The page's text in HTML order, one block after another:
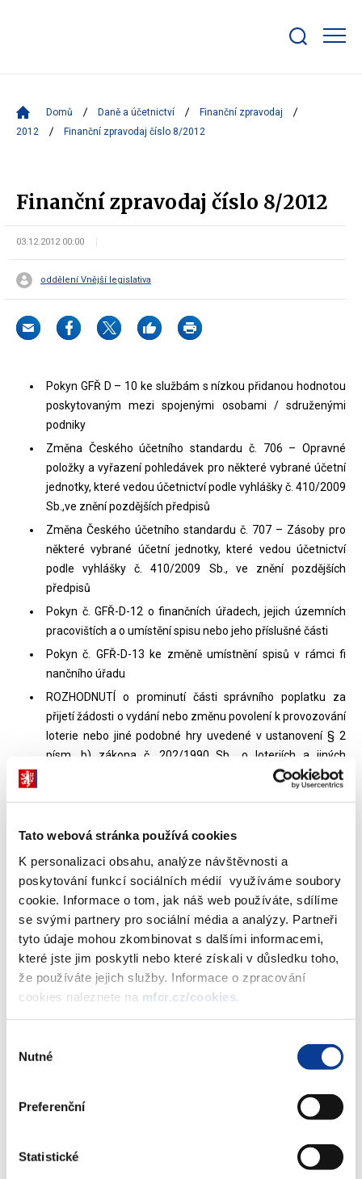
Tato webová stránka používá cookies
K personalizaci obsahu, analýze návštěvnosti a
poskytování funkcí sociálních médií využíváme soubory
cookie. Informace o tom, jak náš web používáte, sdílíme
se svými partnery pro sociální média a analýzy. Partneři
tyto údaje mohou zkombinovat s dalšími informacemi,
které jste jim poskytli nebo které získali v důsledku toho,
že používáte jejich služby. Informace o zpracování
cookies naleznete na mfcr.cz/cookies
souhlasu
Nutné
Preferenční
Statistické
bar
Domů Daně a účetnictví
Finanční zpravodaj
2012
Finanční zpravodaj číslo 8/2012
Finanční zpravodaj číslo 8/2012
03.12.2012 00:00
oddělení Vnější legislativa
Pokyn GFŘ D – 10 ke službám s nízkou přidanou hodnotou
poskytovaným mezi spojenými osobami / sdruženými
podniky
Změna Českého účetního standardu č. 706 – Opravné
položky a vyřazení pohledávek pro některé vybrané účetní
jednotky, které vedou účetnictví podle vyhlášky č. 410/2009
Sb.,ve znění pozdějších předpisů
Změna Českého účetního standardu č. 707 – Zásoby pro
některé vybrané účetní jednotky, které vedou účetnictví
podle vyhlášky č. 410/2009 Sb., ve znění pozdějších
předpisů
Pokyn č. GFŘ-D-12 o finančních úřadech, jejich územních
pracovištích a o umístění spisu nebo jeho příslušné části
Pokyn č. GFŘ-D-13 ke změně umístnění spisů v rámci fi
nančního úřadu
ROZHODNUTÍ o prominutí části správního poplatku za
přijetí žádosti o vydání nebo změnu povolení k provozování
loterie nebo jiné podobné hry uvedené v ustanovení § 2
písm. b) zákona č. 202/1990 Sb., o loteriích a jiných
podobných hrách, ve znění pozdějších předpisů, podle
Změna Českého účetního standardu č. 704 – Fondy účetní
jednotky pro některé vybrané účetní jednotky, které vedou
účetnictví podle vyhlášky č. 410/2009 Sb., ve znění
pozdějších předpisů
Změna Českých účetních standardů pro účetní jednotky,
které účtují podle vyhlášky č. 501/2002 Sb., ve znění
pozdějších předpisů
Změna Českého účetního standardu č. 701 – Účty a
zásady účtování na účtech pro některé vybrané účetní
jednotky, které vedou účetnictví podle vyhlášky č. 410/2009